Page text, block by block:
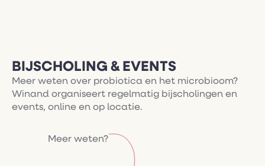
BIJSCHOLING & EVENTS
Meer weten over probiotica en het microbioom?
Winand organiseert regelmatig bijscholingen en
events, online en op locatie.
Meer weten?